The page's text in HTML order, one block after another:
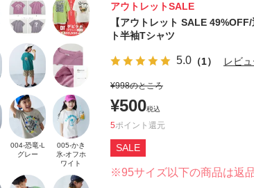
004-恐竜-L
グレー
005-かき
氷-オフホ
ワイト
アウトレットSALE
【アウトレット SALE
ト半袖Tシャツ
5.0 （1） レビ
¥998のところ
¥500税込
5ポイント
SALE
※95サイズ以下の商品は返